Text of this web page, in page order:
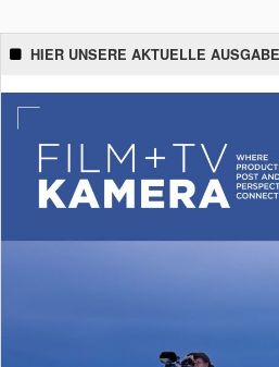
HIER UNSERE AKTUELLE